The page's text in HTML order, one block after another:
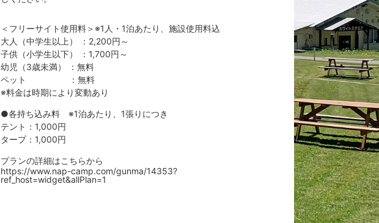
＜フリーサイト使用料＞※1人・1泊あたり、施設使用料込
大人（中学生以上） ：2,200円～
子供（小学生以下） ：1,700円～
幼児（3歳未満） ：無料
ペット ：無料
※料金は時期により変動あり
●各持ち込み料 ※1泊あたり、1張りにつき
テント：1,000円
タープ：1,000円
プランの詳細はこちらから
https://www.nap-camp.com/gunma/14353?
ref_host=widget&allPlan=1